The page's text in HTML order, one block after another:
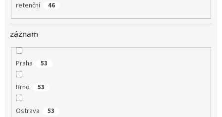
retenční 46
záznam
Praha 53
Brno 53
Ostrava 53